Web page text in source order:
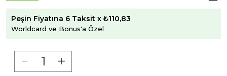
Peşin Fiyatına 6 Taksit x ₺110,83
Worldcard ve Bonus'a Özel